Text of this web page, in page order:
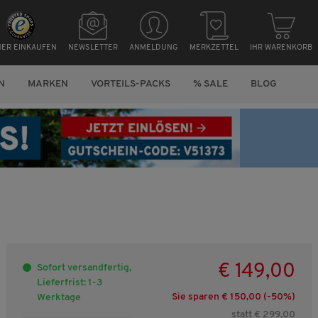
EINKAUFEN NEWSLETTER ANMELDUNG MERKZETTEL IHR WARENKORB
MARKEN VORTEILS-PACKS % SALE BLOG
Sofort versandfertig,
Lieferfrist: 1-3
Werktage
€ 149,00
Sie sparen € 150,00 (-50%)
statt € 299,00